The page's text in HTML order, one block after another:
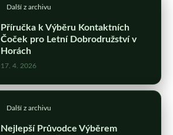
Další z archivu
Příručka k Výběru Kontaktních
Čoček pro Letní Dobrodružství v
Horách
17. 4. 2026
Další z archivu
Nejlepší Průvodce Výběrem